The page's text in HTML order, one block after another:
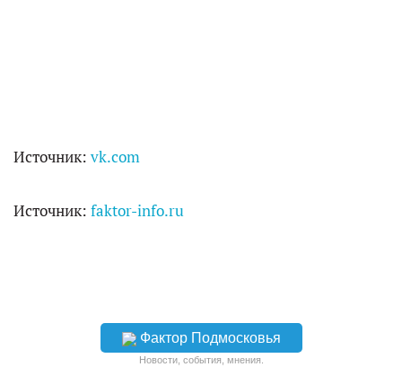
Источник: vk.com
Источник: faktor-info.ru
Фактор Подмосковья
Новости, события, мнения.